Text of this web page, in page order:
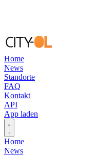
Home
News
Standorte
FAQ
Kontakt
API
App laden
Open main menu
Home
News